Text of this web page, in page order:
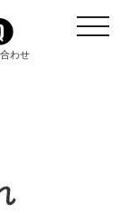
わせ